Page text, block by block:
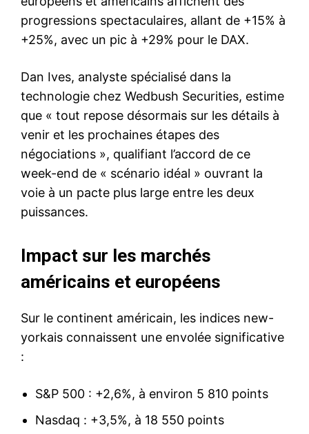
progressions spectaculaires, allant de +15% à
+25%, avec un pic à +29% pour le DAX.
Dan Ives, analyste spécialisé dans la
technologie chez Wedbush Securities, estime
que « tout repose désormais sur les détails à
venir et les prochaines étapes des
négociations », qualifiant l’accord de ce
week-end de « scénario idéal » ouvrant la
voie à un pacte plus large entre les deux
puissances.
Impact sur les marchés
américains et européens
Sur le continent américain, les indices new-
yorkais connaissent une envolée significative
:
S&P 500 : +2,6%, à environ 5 810 points
Nasdaq : +3,5%, à 18 550 points